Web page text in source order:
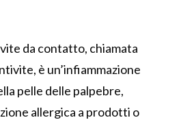
da contatto, chiamata
è un’infiammazione
pelle delle palpebre,
allergica a prodotti o